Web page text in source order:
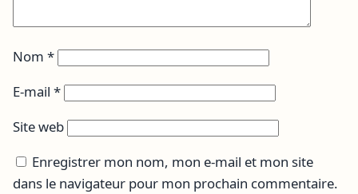
Nom *
E-mail *
Site web
Enregistrer mon nom, mon e-mail et mon site
dans le navigateur pour mon prochain commentaire.